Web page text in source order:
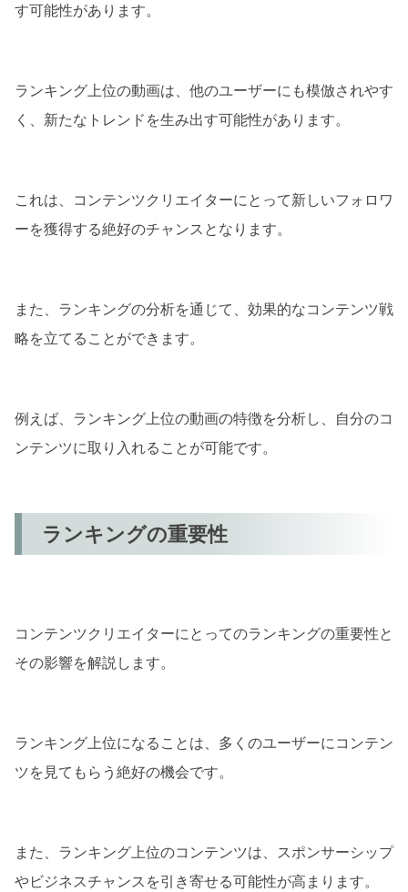
す可能性があります。
ランキング上位の動画は、他のユーザーにも模倣されやす
く、新たなトレンドを生み出す可能性があります。
これは、コンテンツクリエイターにとって新しいフォロワ
ーを獲得する絶好のチャンスとなります。
また、ランキングの分析を通じて、効果的なコンテンツ戦
略を立てることができます。
例えば、ランキング上位の動画の特徴を分析し、自分のコ
ンテンツに取り入れることが可能です。
ランキングの重要性
コンテンツクリエイターにとってのランキングの重要性と
その影響を解説します。
ランキング上位になることは、多くのユーザーにコンテン
ツを見てもらう絶好の機会です。
また、ランキング上位のコンテンツは、スポンサーシップ
やビジネスチャンスを引き寄せる可能性が高まります。